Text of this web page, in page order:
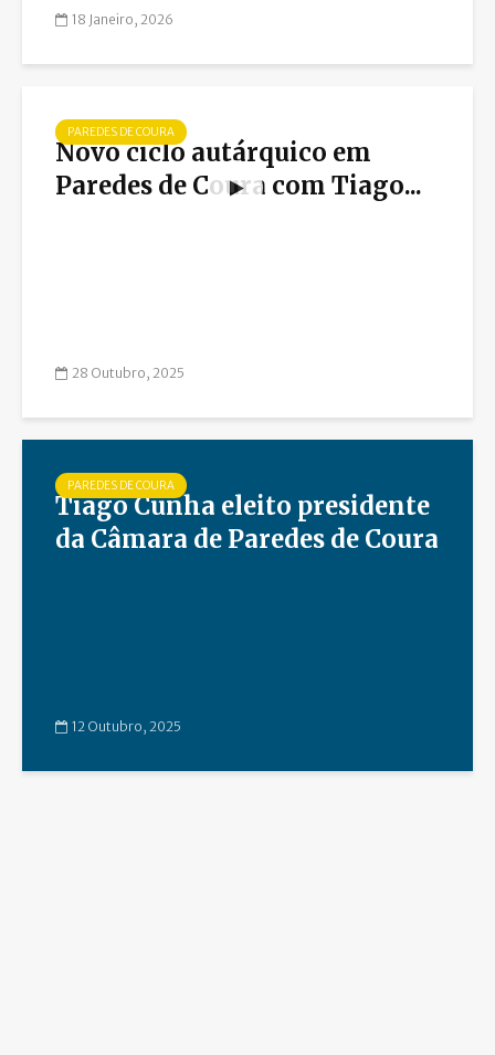
18 Janeiro, 2026
PAREDES DE COURA
Novo ciclo autárquico em
Paredes de Coura com Tiago...
28 Outubro, 2025
PAREDES DE COURA
Tiago Cunha eleito presidente
da Câmara de Paredes de Coura
12 Outubro, 2025